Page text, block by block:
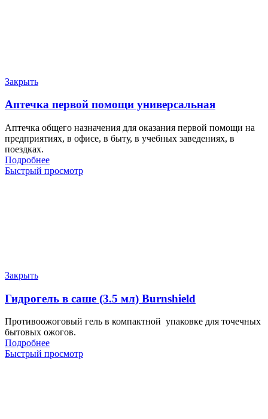
Закрыть
Аптечка первой помощи универсальная
Аптечка общего назначения для оказания первой помощи на
предприятиях, в офисе, в быту, в учебных заведениях, в
поездках.
Подробнее
Быстрый просмотр
Закрыть
Гидрогель в саше (3.5 мл) Burnshield
Противоожоговый гель в компактной упаковке для точечных
бытовых ожогов.
Подробнее
Быстрый просмотр